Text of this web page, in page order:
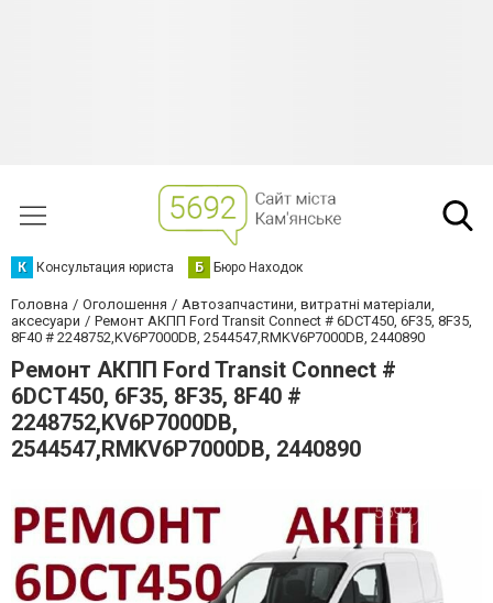
К Консультация юриста Б Бюро Находок
Головна Оголошення
Автозапчастини, витратні матеріали,
аксесуари
Ремонт АКПП Ford Transit Connect # 6DCT450, 6F35, 8F35,
8F40 # 2248752,KV6P7000DB, 2544547,RMKV6P7000DB, 2440890
Ремонт АКПП Ford Transit Connect #
6DCT450, 6F35, 8F35, 8F40 #
2248752,KV6P7000DB,
2544547,RMKV6P7000DB, 2440890